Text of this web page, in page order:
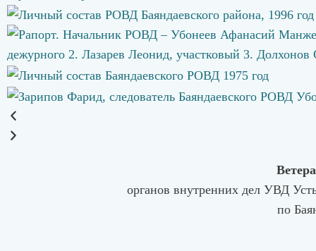
органов внутренних дел УВД
по